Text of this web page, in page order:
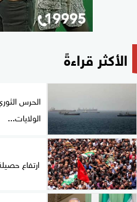
الأكثر قراءةً
الحرس
الولايات...
ارتفاع